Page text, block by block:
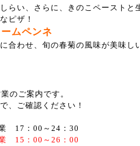
らい、さらに、きのこペーストと
ピザ！
ムペンネ
合わせ、旬の春菊の風味が美味し
のご案内です。
、ご確認ください！
00～24：30
：00～26：00